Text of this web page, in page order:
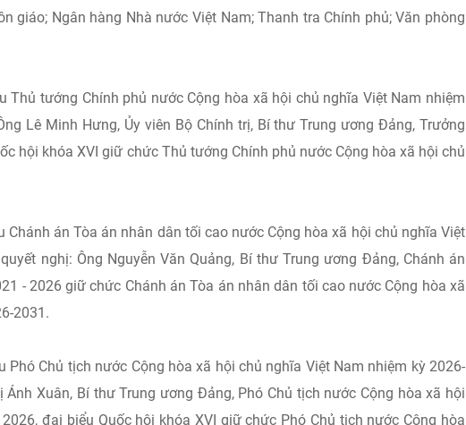
giáo; Ngân hàng Nhà nước Việt Nam; Thanh tra Chính phủ; Văn phòng
Thủ tướng Chính phủ nước Cộng hòa xã hội chủ nghĩa Việt Nam nhiệm
Lê Minh Hưng, Ủy viên Bộ Chính trị, Bí thư Trung ương Đảng, Trưởng
hội khóa XVI giữ chức Thủ tướng Chính phủ nước Cộng hòa xã hội chủ
Chánh án Tòa án nhân dân tối cao nước Cộng hòa xã hội chủ nghĩa Việt
nghị: Ông Nguyễn Văn Quảng, Bí thư Trung ương Đảng, Chánh án
- 2026 giữ chức Chánh án Tòa án nhân dân tối cao nước Cộng hòa xã
2031.
Phó Chủ tịch nước Cộng hòa xã hội chủ nghĩa Việt Nam nhiệm kỳ 2026-
Ánh Xuân, Bí thư Trung ương Đảng, Phó Chủ tịch nước Cộng hòa xã hội
đại biểu Quốc hội khóa XVI giữ chức Phó Chủ tịch nước Cộng hòa